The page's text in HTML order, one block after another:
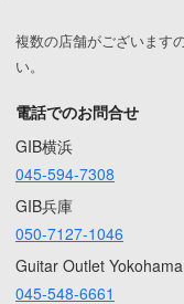
複数の店舗がございます
い。
電話でのお問合せ
GIB横浜
045-594-7308
GIB兵庫
050-7127-1046
Guitar Outlet Yokohama
045-548-6661